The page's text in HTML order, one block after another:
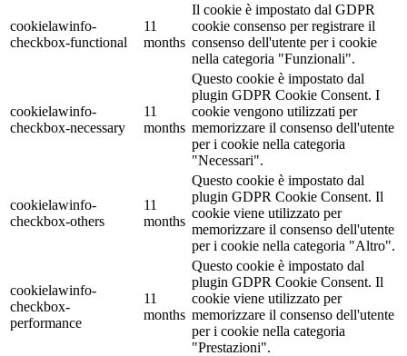
cookielawinfo-
checkbox-functional
11
months
Il cookie è impostato dal GDPR
cookie consenso per registrare il
consenso dell'utente per i cookie
nella categoria "Funzionali".
cookielawinfo-
checkbox-necessary
11
months
Questo cookie è impostato dal
plugin GDPR Cookie Consent. I
cookie vengono utilizzati per
memorizzare il consenso dell'utente
per i cookie nella categoria
"Necessari".
cookielawinfo-
checkbox-others
11
months
Questo cookie è impostato dal
plugin GDPR Cookie Consent. Il
cookie viene utilizzato per
memorizzare il consenso dell'utente
per i cookie nella categoria "Altro".
cookielawinfo-
checkbox-
performance
11
months
Questo cookie è impostato dal
plugin GDPR Cookie Consent. Il
cookie viene utilizzato per
memorizzare il consenso dell'utente
per i cookie nella categoria
"Prestazioni".